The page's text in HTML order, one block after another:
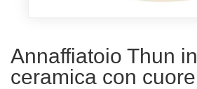
Annaffiatoio Thun in
ceramica con cuore